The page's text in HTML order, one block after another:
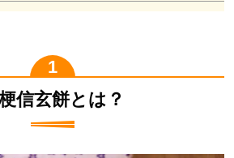
信玄餅とは？